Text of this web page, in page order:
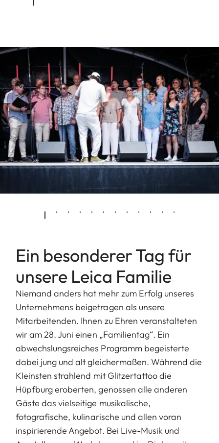
Ein besonderer Tag für
unsere Leica Familie
Niemand anders hat mehr zum Erfolg unseres
Unternehmens beigetragen als unsere
Mitarbeitenden. Ihnen zu Ehren veranstalteten
wir am 28. Juni einen „Familientag“. Ein
abwechslungsreiches Programm begeisterte
dabei jung und alt gleichermaßen. Während die
Kleinsten strahlend mit Glitzertattoo die
Hüpfburg eroberten, genossen alle anderen
Gäste das vielseitige musikalische,
fotografische, kulinarische und allen voran
inspirierende Angebot. Bei Live-Musik und